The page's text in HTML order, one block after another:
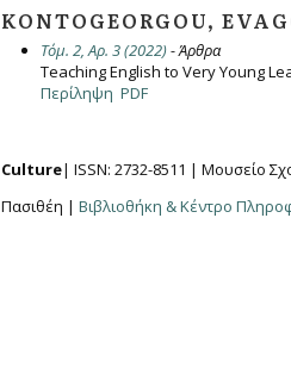
KONTOGEORGOU,
Τόμ. 2, Αρ. 3 (2022)- Άρθρα
Teaching English to Very Young
Περίληψη PDF
Culture| ISSN: 2732-8511 | Μουσείο
Πασιθέη | Βιβλιοθήκη & Κέντρο